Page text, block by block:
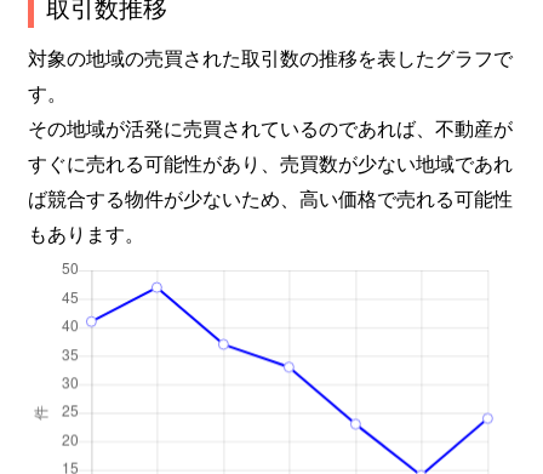
対象の地域の売買された取引数の推移を表したグラフで
す。
その地域が活発に売買されているのであれば、不動産が
すぐに売れる可能性があり、売買数が少ない地域であれ
ば競合する物件が少ないため、高い価格で売れる可能性
もあります。